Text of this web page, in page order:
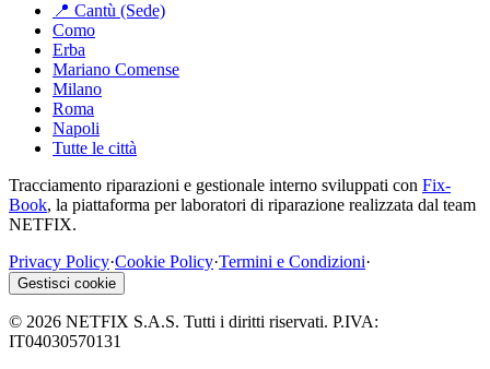
📍 Cantù (Sede)
Como
Erba
Mariano Comense
Milano
Roma
Napoli
Tutte le città
Tracciamento riparazioni e gestionale interno sviluppati con Fix-
Book, la piattaforma per laboratori di riparazione realizzata dal team
NETFIX.
Privacy Policy·Cookie Policy·Termini e Condizioni·
Gestisci cookie
© 2026 NETFIX S.A.S. Tutti i diritti riservati. P.IVA:
IT04030570131